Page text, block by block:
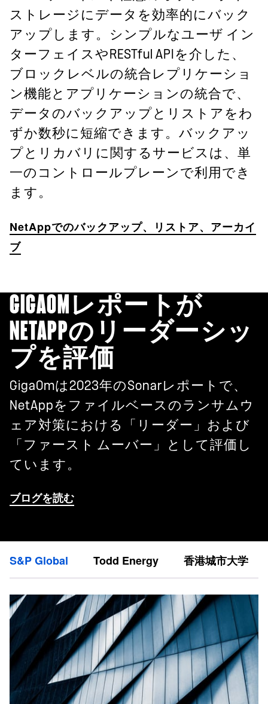
ストレージにデータを効率的にバック
アップします。シンプルなユーザ イン
ターフェイスやRESTful APIを介した、
ブロックレベルの統合レプリケーショ
ン機能とアプリケーションの統合で、
データのバックアップとリストアをわ
ずか数秒に短縮できます。バックアッ
プとリカバリに関するサービスは、単
一のコントロールプレーンで利用でき
ます。
NetAppでのバックアップ、リストア、アーカイ
ブ
GIGAOMレポートが
NETAPPのリーダーシッ
プを評価
GigaOmは2023年のSonarレポートで、
NetAppをファイルベースのランサムウ
ェア対策における「リーダー」および
「ファースト ムーバー」として評価し
ています。
ブログを読む
S&P Global Todd Energy 香港城市大学